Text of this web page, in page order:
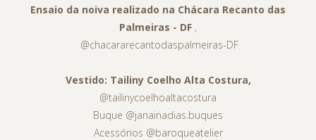
Ensaio da noiva realizado na Chácara Recanto das
Palmeiras - DF ,
@chacararecantodaspalmeiras-DF
Vestido: Tailiny Coelho Alta Costura,
@tailinycoelhoaltacostura
Buque @janainadias.buques
Acessórios @baroqueatelier